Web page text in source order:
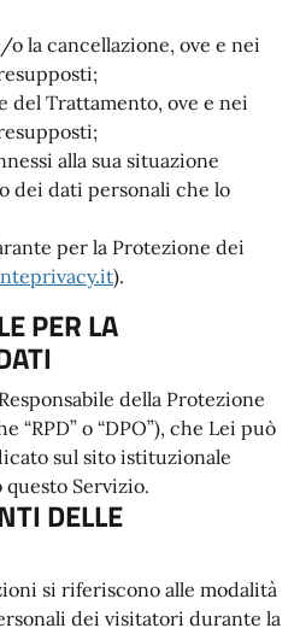
la cancellazione, ove e nei
del Trattamento, ove e nei
alla sua situazione
dei dati personali che lo
per la Protezione dei
).
PER LA
della Protezione
“RPD” o “DPO”), che Lei può
sul sito istituzionale
Servizio.
DELLE
si riferiscono alle modalità
dei visitatori durante la